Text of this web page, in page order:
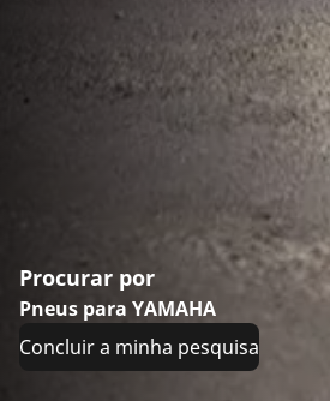
Procurar por
Pneus para YAMAHA
Concluir a minha pesquisa